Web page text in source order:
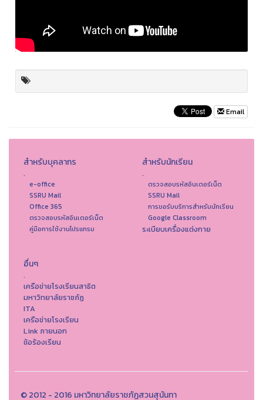
Email
สำหรับบุคลากร
.
e-office
SSRU Mail
Office 365
ตรวจสอบรหัสอินเตอร์เน็ต
คู่มือการใช้งานโปรแกรม
สำหรับนักเรียน
.
ตรวจสอบรหัสอินเตอร์เน็ต
SSRU Mail
การขอรับบริการสำหรับนักเรียน
Google Classroom
ระเบียบเครื่องแต่งกาย
อื่นๆ
.
เครือข่ายโรงเรียนสาธิต
มหาวิทยาลัยราชภัฏ
ITA
เครือข่ายโรงเรียน
Link ภายนอก
ข้อร้องเรียน
© 2012 - 2016 มหาวิทยาลัยราชภัฏสวนสุนันทา